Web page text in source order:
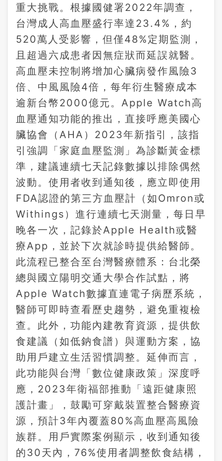
重大挑戰。根據國健署2022年調查，
台灣成人高血壓盛行率達23.4%，約
520萬人受影響，但僅48%定期監測，
且超過六成患者因無症狀而延誤就醫。
高血壓未控制將增加心臟病發作風險3
倍、中風風險4倍，每年衍生醫療成本
逾新台幣2000億元。Apple Watch高
血壓通知功能的推出，直接呼應美國心
臟協會（AHA）2023年新指引，該指
引強調「家庭血壓監測」為診斷黃金標
準，建議連續七天記錄數據以排除偶然
波動。使用者收到通知後，應立即使用
FDA認證的第三方血壓計（如Omron或
Withings）進行連續七天測量，每日早
晚各一次，記錄於Apple Health或醫
療App，並於下次就診時提供給醫師。
此流程已整合至台灣醫療體系：台北榮
總與國立陽明交通大學合作試點，將
Apple Watch數據直連電子病歷系統，
醫師可即時查看歷史趨勢，避免重複檢
查。此外，功能內建教育資源，提供飲
食建議（如低鈉食譜）與運動方案，協
助用戶建立生活習慣調整。延伸而言，
此功能與台灣「數位健康政策」深度呼
應，2023年衛福部推動「遠距健康照
護計畫」，鼓勵可穿戴裝置整合醫療資
源，預計3年內覆蓋80%高血壓高風險
族群。用戶實際案例顯示，收到通知後
的30天內，76%使用者調整飲食結構，